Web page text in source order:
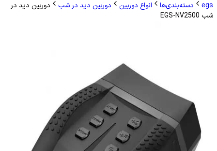
egs
دسته‌بندی‌ها انواع دوربین دوربین دید در شب
دوربین دید در
شب EGS-NV2500